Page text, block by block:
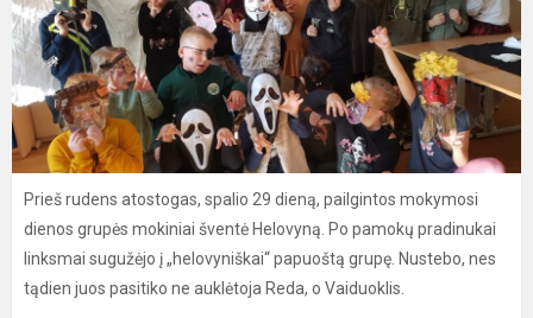
Prieš rudens atostogas, spalio 29 dieną, pailgintos mokymosi
dienos grupės mokiniai šventė Helovyną. Po pamokų pradinukai
linksmai sugužėjo į „helovyniškai“ papuoštą grupę. Nustebo, nes
tądien juos pasitiko ne auklėtoja Reda, o Vaiduoklis.